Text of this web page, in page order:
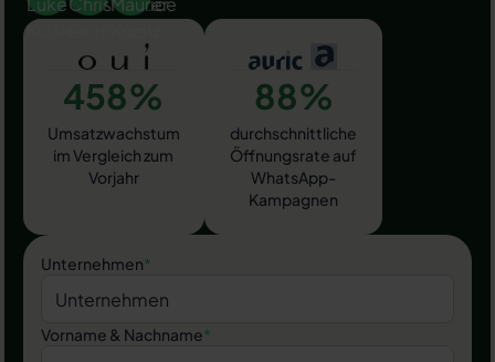
458%
Umsatzwachstum
im Vergleich zum
Vorjahr
88%
durchschnittliche
Öffnungsrate auf
WhatsApp-
Kampagnen
Unternehmen*
Vorname & Nachname*